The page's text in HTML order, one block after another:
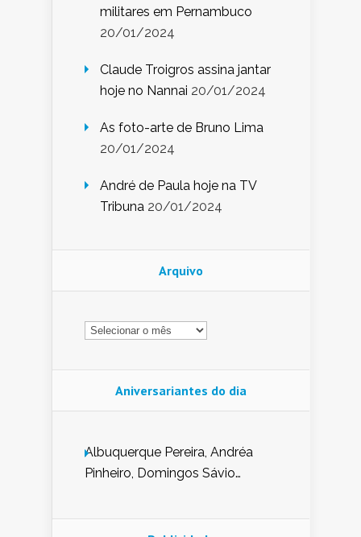
militares em Pernambuco
20/01/2024
Claude Troigros assina jantar
hoje no Nannai 20/01/2024
As foto-arte de Bruno Lima
20/01/2024
André de Paula hoje na TV
Tribuna 20/01/2024
Arquivo
Arquivo
Aniversariantes do dia
Albuquerque Pereira, Andréa
Pinheiro, Domingos Sávio